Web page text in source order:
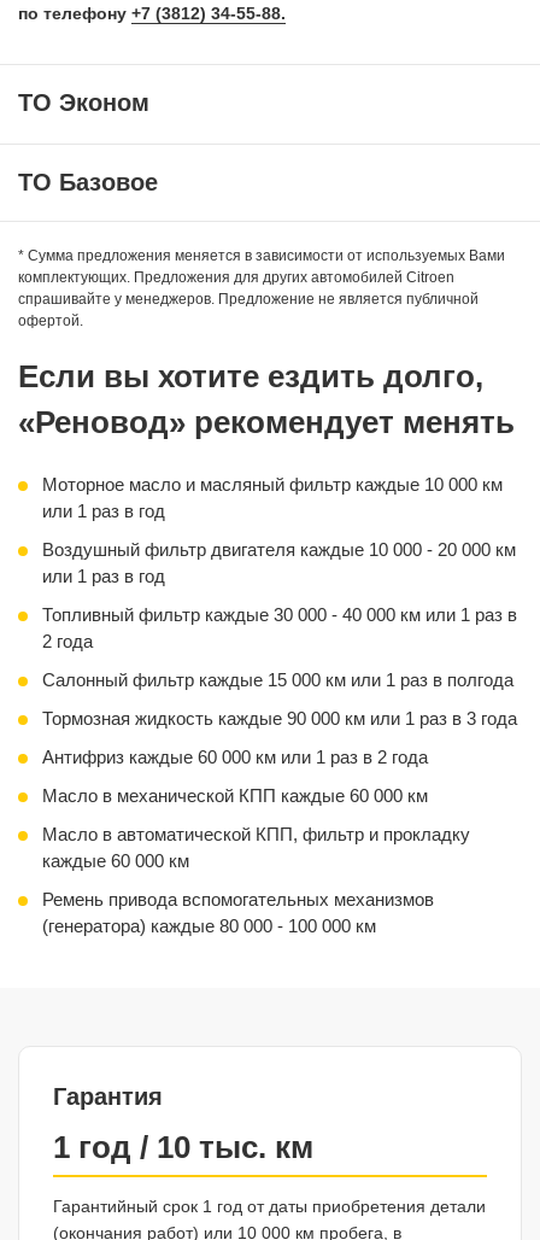
по телефону +7 (3812) 34-55-88.
ТО Эконом
— FUCHS TITAN Formula LCV
— ROSNEFT Magnum Ultratec
— Total Quartz 9000
Работа по замене
ТО Базовое
Оригинальное синтетическое моторное масло:
— Total Quartz 9000
Фильтр масляный
Свечи зажигания
Работа по замене
* Сумма предложения меняется в зависимости от используемых Вами
комплектующих. Предложения для других автомобилей Citroen
спрашивайте у менеджеров. Предложение не является публичной
офертой.
Если вы хотите ездить долго,
«Реновод» рекомендует менять
Моторное масло и масляный фильтр каждые 10 000 км
или 1 раз в год
Воздушный фильтр двигателя каждые 10 000 - 20 000 км
или 1 раз в год
Топливный фильтр каждые 30 000 - 40 000 км или 1 раз в
2 года
Салонный фильтр каждые 15 000 км или 1 раз в полгода
Тормозная жидкость каждые 90 000 км или 1 раз в 3 года
Антифриз каждые 60 000 км или 1 раз в 2 года
Масло в механической КПП каждые 60 000 км
Масло в автоматической КПП, фильтр и прокладку
каждые 60 000 км
Ремень привода вспомогательных механизмов
(генератора) каждые 80 000 - 100 000 км
Гарантия
1 год / 10 тыс. км
Гарантийный срок 1 год от даты приобретения детали
(окончания работ) или 10 000 км пробега, в